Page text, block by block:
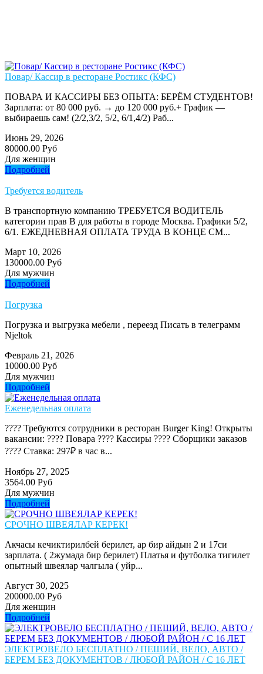
Повар/ Кассир в ресторане Ростикс (КФС)
ПОВАРА И КАССИРЫ БЕЗ ОПЫТА: БЕРЁМ СТУДЕНТОВ!
Зарплата: от 80 000 руб. → до 120 000 руб.+ График —
выбираешь сам! (2/2,3/2, 5/2, 6/1,4/2) Раб...
Июнь 29, 2026
80000.00 Руб
Для женщин
Подробней
Требуется водитель
В транспортную компанию ТРЕБУЕТСЯ ВОДИТЕЛЬ
категории прав В для работы в городе Москва. Графики 5/2,
6/1. ЕЖЕДНЕВНАЯ ОПЛАТА ТРУДА В КОНЦЕ СМ...
Март 10, 2026
130000.00 Руб
Для мужчин
Подробней
Погрузка
Погрузка и выгрузка мебели , переезд Писать в телеграмм
Njeltok
Февраль 21, 2026
10000.00 Руб
Для мужчин
Подробней
Еженедельная оплата
???? Требуются сотрудники в ресторан Burger King! Открыты
вакансии: ???? Повара ???? Кассиры ???? Сборщики заказов
???? Ставка: 297₽ в час в...
Ноябрь 27, 2025
3564.00 Руб
Для мужчин
Подробней
СРОЧНО ШВЕЯЛАР КЕРЕК!
Акчасы кечиктирилбей берилет, ар бир айдын 2 и 17си
зарплата. ( 2жумада бир берилет) Платья и футболка тигилет
опытный швеялар чалгыла ( уйр...
Август 30, 2025
200000.00 Руб
Для женщин
Подробней
ЭЛЕКТРОВЕЛО БЕСПЛАТНО / ПЕШИЙ, ВЕЛО, АВТО /
БЕРЕМ БЕЗ ДОКУМЕНТОВ / ЛЮБОЙ РАЙОН / С 16 ЛЕТ